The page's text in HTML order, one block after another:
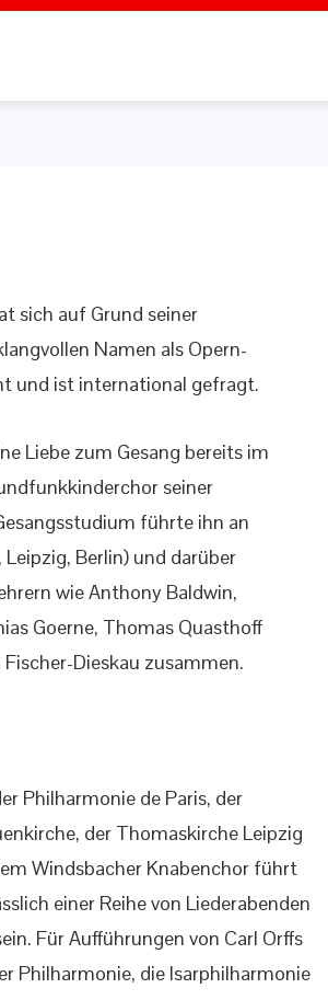
sich auf Grund seiner
Namen als Opern-
und ist international gefragt.
Liebe zum Gesang bereits im
seiner
führte ihn an
Berlin) und darüber
wie Anthony Baldwin,
Goerne, Thomas Quasthoff
Dieskau zusammen.
Philharmonie de Paris, der
der Thomaskirche Leipzig
Windsbacher Knabenchor führt
einer Reihe von Liederabenden
Für Aufführungen von Carl Orffs
Philharmonie, die Isarphilharmonie